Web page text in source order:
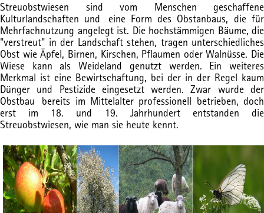
Streuobstwiesen sind vom Menschen geschaffene
Kulturlandschaften und eine Form des Obstanbaus, die für
Mehrfachnutzung angelegt ist. Die hochstämmigen Bäume, die
"verstreut" in der Landschaft stehen, tragen unterschiedliches
Obst wie Äpfel, Birnen, Kirschen, Pflaumen oder Walnüsse. Die
Wiese kann als Weideland genutzt werden. Ein weiteres
Merkmal ist eine Bewirtschaftung, bei der in der Regel kaum
Dünger und Pestizide eingesetzt werden. Zwar wurde der
Obstbau bereits im Mittelalter professionell betrieben, doch
erst im 18. und 19. Jahrhundert entstanden die
Streuobstwiesen, wie man sie heute kennt.